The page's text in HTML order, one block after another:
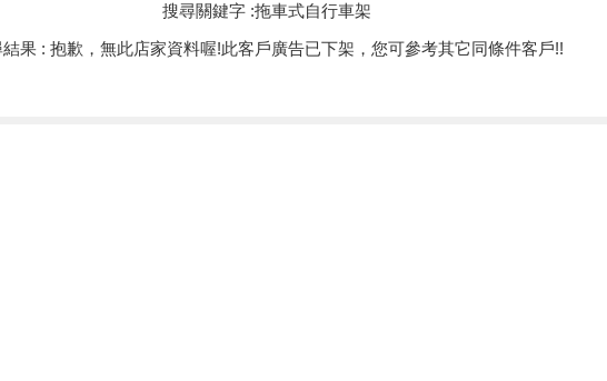
搜尋關鍵字 :拖車式自行車架
果 : 抱歉，無此店家資料喔!此客戶廣告已下架，您可參考其它同條件客戶!!